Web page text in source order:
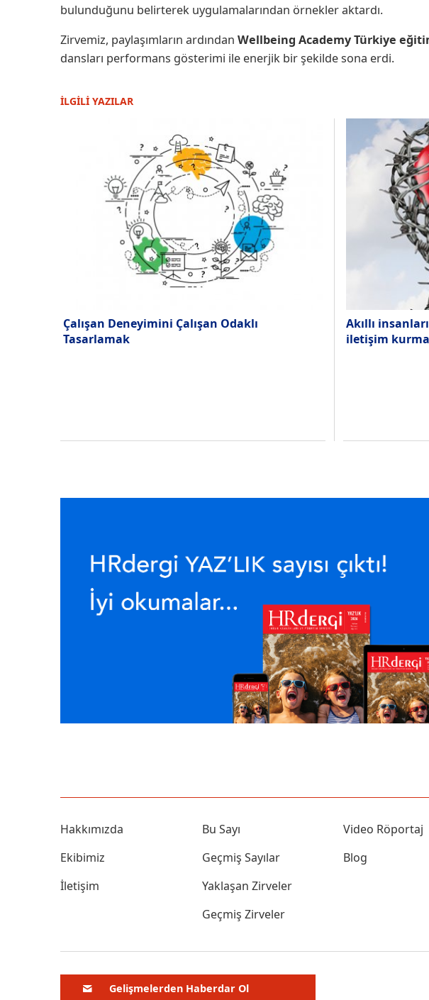
bulunduğunu belirterek uygulamalarından örnekler aktardı.
Zirvemiz, paylaşımların ardından Wellbeing Academy Türkiye
dansları performans gösterimi ile enerjik bir şekilde sona erdi.
İLGİLİ YAZILAR
Çalışan Deneyimini Çalışan Odaklı
Tasarlamak
Akıllı
iletişim
Hakkımızda
Ekibimiz
İletişim
Bu Sayı
Geçmiş Sayılar
Yaklaşan Zirveler
Geçmiş Zirveler
Video Röportaj
Blog
Gelişmelerden Haberdar Ol